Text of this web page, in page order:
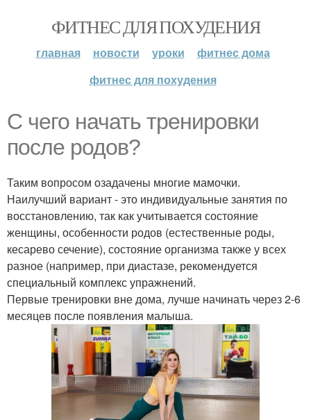
ФИТНЕС ДЛЯ ПОХУДЕНИЯ
главная новости уроки
фитнес дома
фитнес для похудения
С чего начать тренировки
после родов?
Таким вопросом озадачены многие мамочки.
Наилучший вариант - это индивидуальные занятия по
восстановлению, так как учитывается состояние
женщины, особенности родов (естественные роды,
кесарево сечение), состояние организма также у всех
разное (например, при диастазе, рекомендуется
специальный комплекс упражнений.
Первые тренировки вне дома, лучше начинать через 2-6
месяцев после появления малыша.